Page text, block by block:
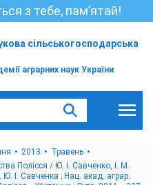
з тебе, пам’ятай!
сільськогосподарська
аграрних наук України
2013
Травень
Полісся / Ю. І. Савченко, І. М.
Ю. І. Савченка ; Нац. акад. аграр.